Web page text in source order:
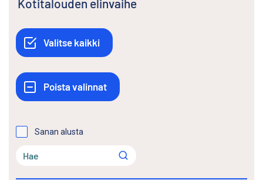
Kotitalouden elinvaihe
Sanan alusta